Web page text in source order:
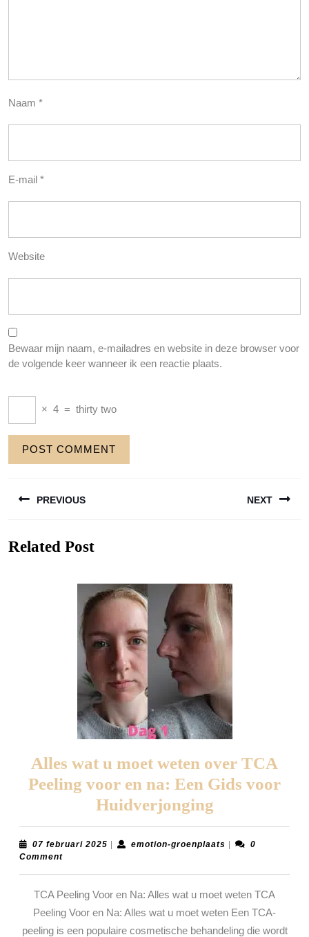
Naam *
E-mail *
Website
Bewaar mijn naam, e-mailadres en website in deze browser voor
de volgende keer wanneer ik een reactie plaats.
× 4 = thirty two
PREVIOUS
post:
NEXT
Related Post
Alles wat u moet weten over TCA
Peeling voor en na: Een Gids voor
HuidverjongingAlles
wat
u
weten
over
TCA
07 februari 2025 07
| emotion-groenplaatsemotion-
|
0
Comment
TCA Peeling Voor en Na: Alles wat u moet weten TCA
Peeling Voor en Na: Alles wat u moet weten Een TCA-
peeling is een populaire cosmetische behandeling die wordt